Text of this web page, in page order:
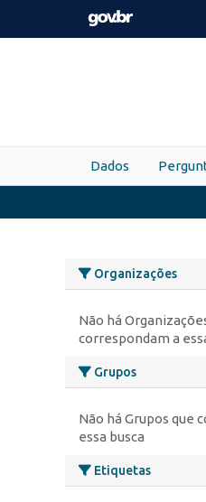
Skip to main content
Dados
Organizações
Não há
correspondam a
Grupos
Não há Grupos que
essa busca
Etiquetas